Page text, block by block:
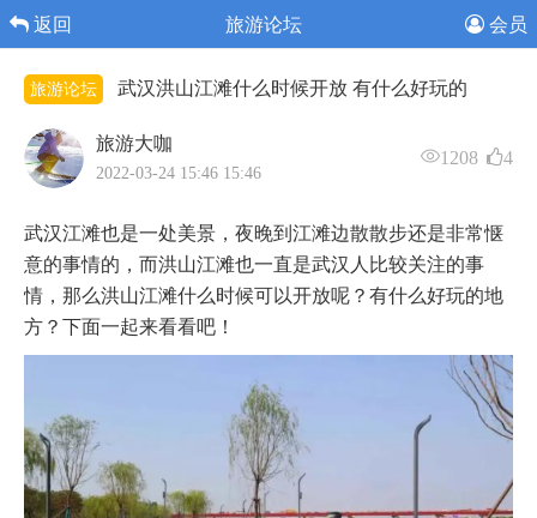
返回 旅游论坛 会员
旅游论坛 武汉洪山江滩什么时候开放 有什么好玩的
旅游大咖
2022-03-24 15:46 15:46
1208 4
武汉江滩也是一处美景，夜晚到江滩边散散步还是非常惬
意的事情的，而洪山江滩也一直是武汉人比较关注的事
情，那么洪山江滩什么时候可以开放呢？有什么好玩的地
方？下面一起来看看吧！